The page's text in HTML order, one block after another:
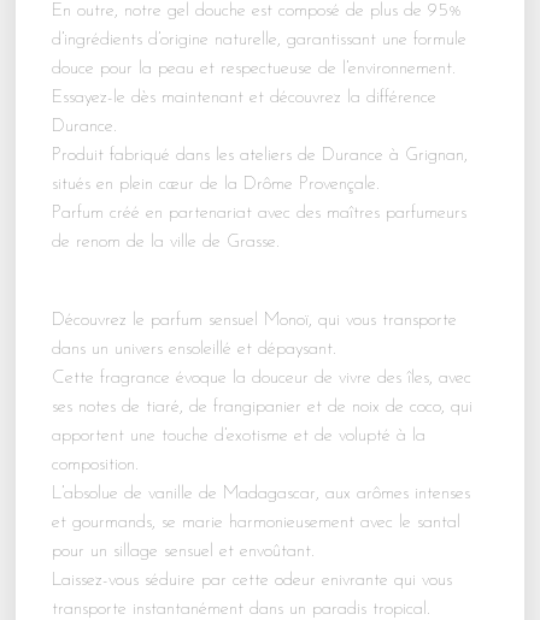
En outre, notre gel douche est composé de plus de 95%
d’ingrédients d’origine naturelle, garantissant une formule
douce pour la peau et respectueuse de l’environnement.
Essayez-le dès maintenant et découvrez la différence
Durance.
Produit fabriqué dans les ateliers de Durance à Grignan,
situés en plein cœur de la Drôme Provençale.
Parfum créé en partenariat avec des maîtres parfumeurs
de renom de la ville de Grasse.
Découvrez le parfum sensuel Monoï, qui vous transporte
dans un univers ensoleillé et dépaysant.
Cette fragrance évoque la douceur de vivre des îles, avec
ses notes de tiaré, de frangipanier et de noix de coco, qui
apportent une touche d’exotisme et de volupté à la
composition.
L’absolue de vanille de Madagascar, aux arômes intenses
et gourmands, se marie harmonieusement avec le santal
pour un sillage sensuel et envoûtant.
Laissez-vous séduire par cette odeur enivrante qui vous
transporte instantanément dans un paradis tropical.